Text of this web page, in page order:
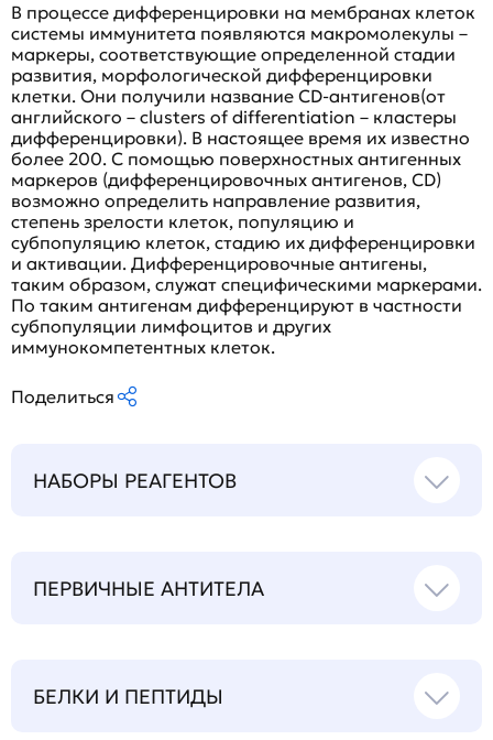
В процессе дифференцировки на мембранах клеток
системы иммунитета появляются макромолекулы –
маркеры, соответствующие определенной стадии
развития, морфологической дифференцировки
клетки. Они получили название CD-антигенов(от
английского – clusters of differentiation – кластеры
дифференцировки). В настоящее время их известно
более 200. С помощью поверхностных антигенных
маркеров (дифференцировочных антигенов, CD)
возможно определить направление развития,
степень зрелости клеток, популяцию и
субпопуляцию клеток, стадию их дифференцировки
и активации. Дифференцировочные антигены,
таким образом, служат специфическими маркерами.
По таким антигенам дифференцируют в частности
субпопуляции лимфоцитов и других
иммунокомпетентных клеток.
Поделиться
НАБОРЫ РЕАГЕНТОВ
ПЕРВИЧНЫЕ АНТИТЕЛА
БЕЛКИ И ПЕПТИДЫ